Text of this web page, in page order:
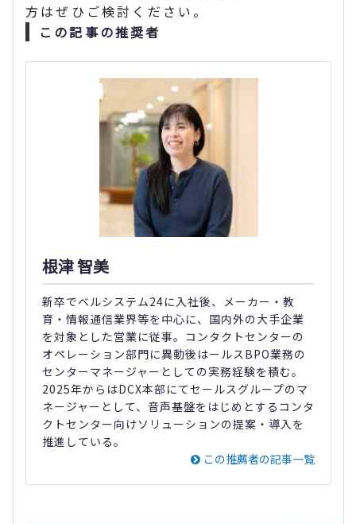
方はぜひご検討ください。
この記事の推奨者
根津 智美
新卒でベルシステム24に入社後、メーカー・教
育・情報通信業界等を中心に、国内外の大手企業
を対象とした営業に従事。コンタクトセンターの
オペレーション部門に異動後はールスBPO業務の
センターマネージャーとしての実務経験を積む。
2025年からはDCX本部にてセールスグループのマ
ネージャーとして、音声基盤をはじめとするコンタ
クトセンター向けソリューションの提案・導入を
推進している。
この推薦者の記事一覧